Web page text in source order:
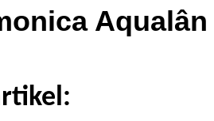
Aqualân